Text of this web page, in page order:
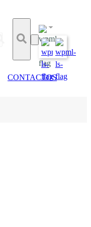
CONTACTOS